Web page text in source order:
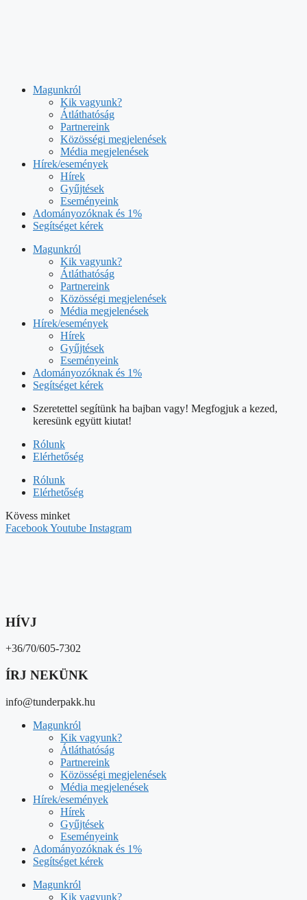
Magunkról
Kik vagyunk?
Átláthatóság
Partnereink
Közösségi megjelenések
Média megjelenések
Hírek/események
Hírek
Gyűjtések
Eseményeink
Adományozóknak és 1%
Segítséget kérek
Magunkról
Kik vagyunk?
Átláthatóság
Partnereink
Közösségi megjelenések
Média megjelenések
Hírek/események
Hírek
Gyűjtések
Eseményeink
Adományozóknak és 1%
Segítséget kérek
Szeretettel segítünk ha bajban vagy! Megfogjuk a kezed,
keresünk együtt kiutat!
Rólunk
Elérhetőség
Rólunk
Elérhetőség
Kövess minket
FacebookYoutube Instagram
HÍVJ
+36/70/605-7302
ÍRJ NEKÜNK
info@tunderpakk.hu
Magunkról
Kik vagyunk?
Átláthatóság
Partnereink
Közösségi megjelenések
Média megjelenések
Hírek/események
Hírek
Gyűjtések
Eseményeink
Adományozóknak és 1%
Segítséget kérek
Magunkról
Kik vagyunk?